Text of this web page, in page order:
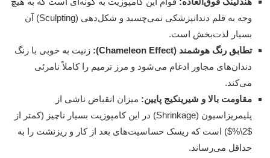
وجه به قلم دندانپزشکی نمی‌چسبد و شکل‌دهی (Sculpting) آن
بسیار لذت‌بخش است.
تطابق رنگ هوشمند (Chameleon Effect):
زنیت به خوبی با رنگ
دندان‌های مجاور ادغام می‌شود و مرز ترمیم را کاملاً نامرئی
می‌کند.
مقاومت بالا و شیرینکیج پایین: میزان انقباض ناشی از
پلیمریزاسیون (Shrinkage) در این کامپوزیت بسیار ناچیز (کمتر از
$2\%$) است که ریسک حساسیت‌های بعد از کار و ریزنشت را به
حداقل می‌رساند.